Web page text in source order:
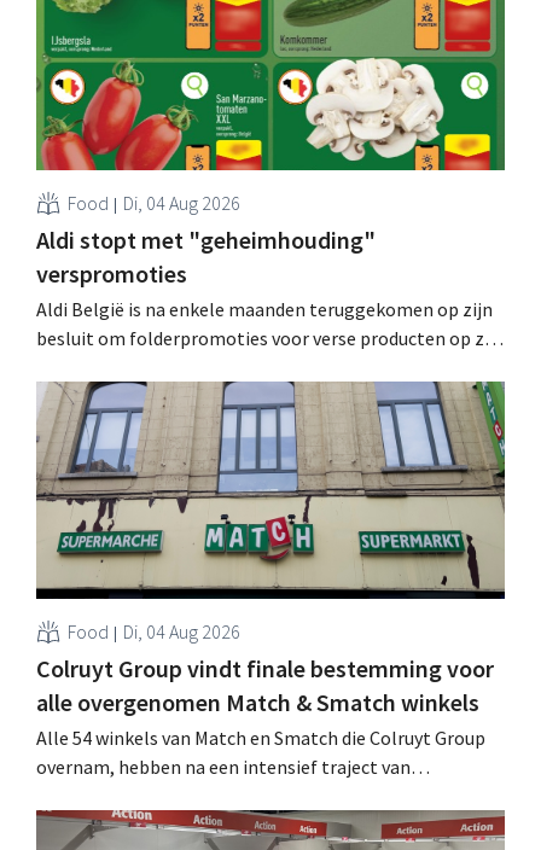
Food Di, 04 Aug 2026
Aldi stopt met "geheimhouding"
verspromoties
Aldi België is na enkele maanden teruggekomen op zijn
besluit om folderpromoties voor verse producten op zijn
werking treden: "Onze klanten willen goed
geïnformeerd worden." .
Food Di, 04 Aug 2026
Colruyt Group vindt finale bestemming voor
alle overgenomen Match & Smatch winkels
Alle 54 winkels van Match en Smatch die Colruyt Group
overnam, hebben na een intensief traject van
Al is die bestemming voor sommige panden een sluiting.